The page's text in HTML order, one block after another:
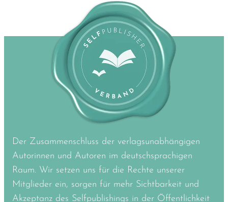
Der Zusammenschluss der verlagsunabhängigen
Autorinnen und Autoren im deutschsprachigen
Raum. Wir setzen uns für die Rechte unserer
Mitglieder ein, sorgen für mehr Sichtbarkeit und
Akzeptanz des Selfpublishings in der Öffentlichkeit